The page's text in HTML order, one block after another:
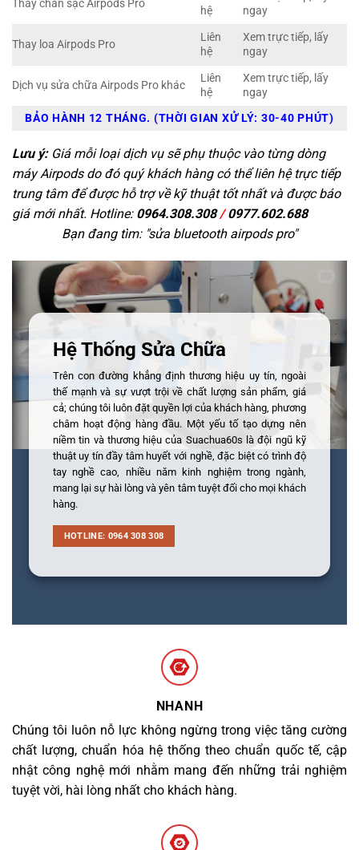
Thay chân sạc Airpods Pro
hệ
ngay
Thay loa Airpods Pro
Liên
hệ
Xem trực tiếp, lấy
ngay
Dịch vụ sửa chữa Airpods Pro khác
Liên
hệ
Xem trực tiếp, lấy
ngay
BẢO HÀNH 12 THÁNG. (THỜI GIAN XỬ LÝ: 30-40 PHÚT)
Lưu ý:Giá mỗi loại dịch vụ sẽ phụ thuộc vào từng dòng
máy Airpods do đó quý khách hàng có thể liên hệ trực tiếp
trung tâm để được hỗ trợ về kỹ thuật tốt nhất và được báo
giá mới nhất. Hotline: 0964.308.308/0977.602.688
Bạn đang tìm: "sửa bluetooth airpods pro"
Hệ Thống Sửa Chữa
Trên con đường khẳng định thương hiệu uy tín, ngoài
thế mạnh và sự vượt trội về chất lượng sản phẩm, giá
cả; chúng tôi luôn đặt quyền lợi của khách hàng, phương
châm hoạt động hàng đầu. Một yếu tố tạo dựng nên
niềm tin và thương hiệu của Suachua60s là đội ngũ kỹ
thuật uy tín đầy tâm huyết với nghề, đặc biệt có trình độ
tay nghề cao, nhiều năm kinh nghiệm trong ngành,
mang lại sự hài lòng và yên tâm tuyệt đối cho mọi khách
hàng.
HOTLINE: 0964 308 308
NHANH
Chúng tôi luôn nỗ lực không ngừng trong việc tăng cường
chất lượng, chuẩn hóa hệ thống theo chuẩn quốc tế, cập
nhật công nghệ mới nhằm mang đến những trải nghiệm
tuyệt vời, hài lòng nhất cho khách hàng.